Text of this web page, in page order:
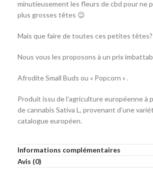
minutieusement les fleurs de cbd pour ne
plus grosses têtes 😉
Mais que faire de toutes ces petites têtes?
Nous vous les proposons à un prix
Afrodite Small Buds ou « Popcorn » .
Produit issu de l’agriculture européenne à
de cannabis Sativa L, provenant d’une
catalogue européen.
Informations complémentaires
Avis (0)